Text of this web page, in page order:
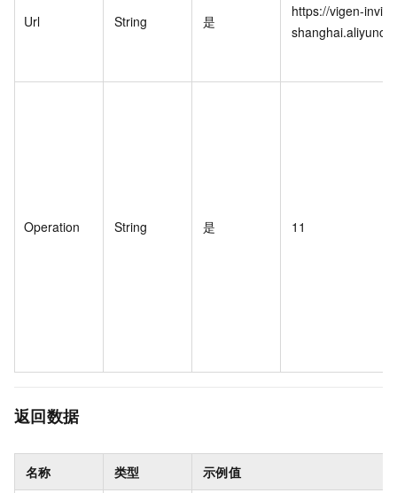
Url String 是
https://vigen-
Operation String 是 11
返回数据
名称 类型 示例值